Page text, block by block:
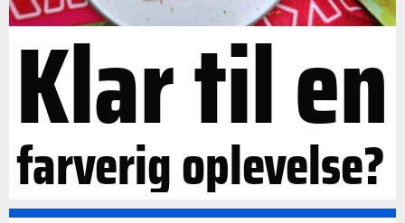
Klar til en
farverig oplevelse?